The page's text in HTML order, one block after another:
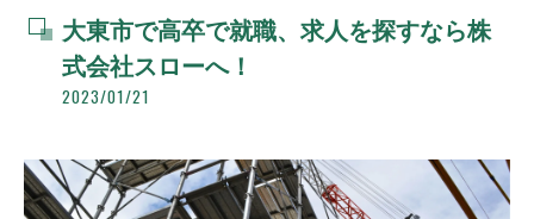
大東市で高卒で就職、求人を探すなら株
式会社スローへ！
2023/01/21